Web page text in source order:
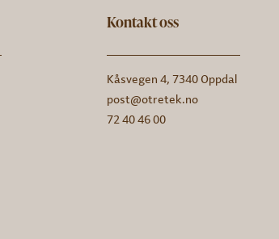
Kontakt oss
Kåsvegen 4, 7340 Oppdal
post@otretek.no
72 40 46 00